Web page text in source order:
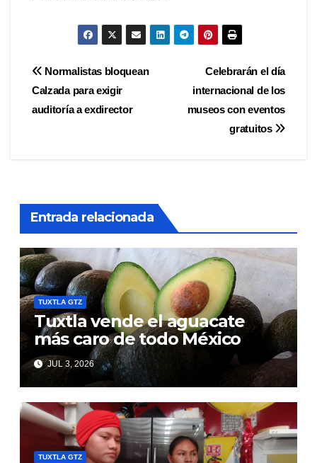
Navegación
de
Celebrarán el día
internacional de los
museos con eventos
gratuitos
Normalistas bloquean
Calzada para exigir
auditoría a exdirector
Entrada relacionada
TUXTLA GTZ
Tuxtla vende el aguacate
más caro de todo México
JUL 3, 2026
TUXTLA GTZ